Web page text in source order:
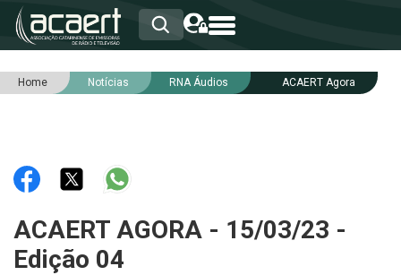
HOME
RNA
NOTÍCIAS
INTEGRIDADE
Home Notícias RNA Áudios ACAERT Agora
ACAERT AGORA - 15/03/23 -
Edição 04